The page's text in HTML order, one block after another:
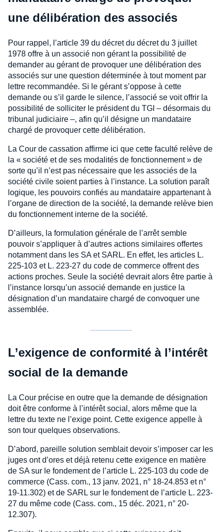
une délibération des associés
Pour rappel, l’article 39 du décret du décret du 3 juillet
1978 offre à un associé non gérant la possibilité de
demander au gérant de provoquer une délibération des
associés sur une question déterminée à tout moment par
lettre recommandée. Si le gérant s’oppose à cette
demande ou s’il garde le silence, l’associé se voit offrir la
possibilité de solliciter le président du TGI – désormais du
tribunal judiciaire –, afin qu’il désigne un mandataire
chargé de provoquer cette délibération.
La Cour de cassation affirme ici que cette faculté relève de
la « société et de ses modalités de fonctionnement » de
sorte qu’il n’est pas nécessaire que les associés de la
société civile soient parties à l’instance. La solution paraît
logique, les pouvoirs confiés au mandataire appartenant à
l’organe de direction de la société, la demande relève bien
du fonctionnement interne de la société.
D’ailleurs, la formulation générale de l’arrêt semble
pouvoir s’appliquer à d’autres actions similaires offertes
notamment dans les SA et SARL. En effet, les articles L.
225-103 et L. 223-27 du code de commerce offrent des
actions proches. Seule la société devrait alors être partie à
l’instance lorsqu’un associé demande en justice la
désignation d’un mandataire chargé de convoquer une
assemblée.
L’exigence de conformité à l’intérêt
social de la demande
La Cour précise en outre que la demande de désignation
doit être conforme à l’intérêt social, alors même que la
lettre du texte ne l’exige point. Cette exigence appelle à
son tour quelques observations.
D’abord, pareille solution semblait devoir s’imposer car les
juges ont d’ores et déjà retenu cette exigence en matière
de SA sur le fondement de l’article L. 225-103 du code de
commerce (Cass. com., 13 janv. 2021, n° 18-24.853 et n°
19-11.302) et de SARL sur le fondement de l’article L. 223-
27 du même code (Cass. com., 15 déc. 2021, n° 20-
12.307).